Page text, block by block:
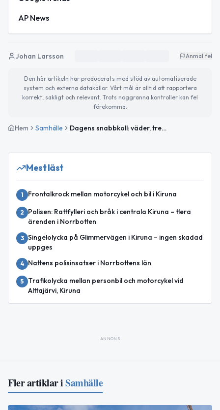
AP News
Johan Larsson Anmäl fel
Den här artikeln har producerats med stöd av automatiserade
system och externa datakällor. Vårt mål är alltid att rapportera
korrekt, sakligt och relevant. Trots noggranna kontroller kan fel
förekomma.
Hem Samhälle Dagens snabbkoll: väder, trender och världshändelser
Mest läst
1 Frontalkrock mellan motorcykel och bil i Kiruna
2
Polisen: Rattfylleri och bråk i centrala Kiruna – flera
ärenden i Norrbotten
3 Singelolycka på Glimmervägen i Kiruna – ingen skadad
uppges
4 Nattens polisinsatser i Norrbottens län
5
Trafikolycka mellan personbil och motorcykel vid
Alttajärvi, Kiruna
ANNONS
Fler artiklar iSamhälle